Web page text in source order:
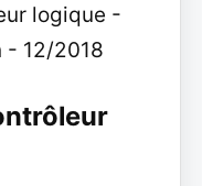
logique -
- 12/2018